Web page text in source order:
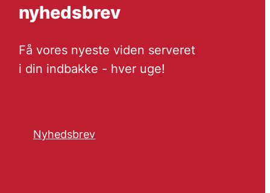
nyhedsbrev
Få vores nyeste viden serveret
i din indbakke - hver uge!
Nyhedsbrev